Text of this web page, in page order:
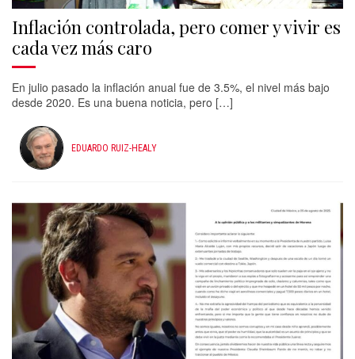
Inflación controlada, pero comer y vivir es
cada vez más caro
En julio pasado la inflación anual fue de 3.5%, el nivel más bajo
desde 2020. Es una buena noticia, pero […]
EDUARDO RUIZ-HEALY